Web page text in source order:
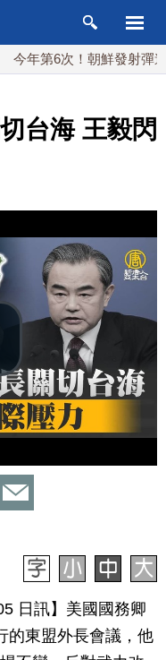
年第6次！朝鮮發射彈道導
台海 王毅閃
日訊】美國國務卿
的東盟外長會議，他